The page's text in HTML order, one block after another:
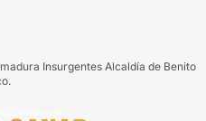
Insurgentes Alcaldía de Benito